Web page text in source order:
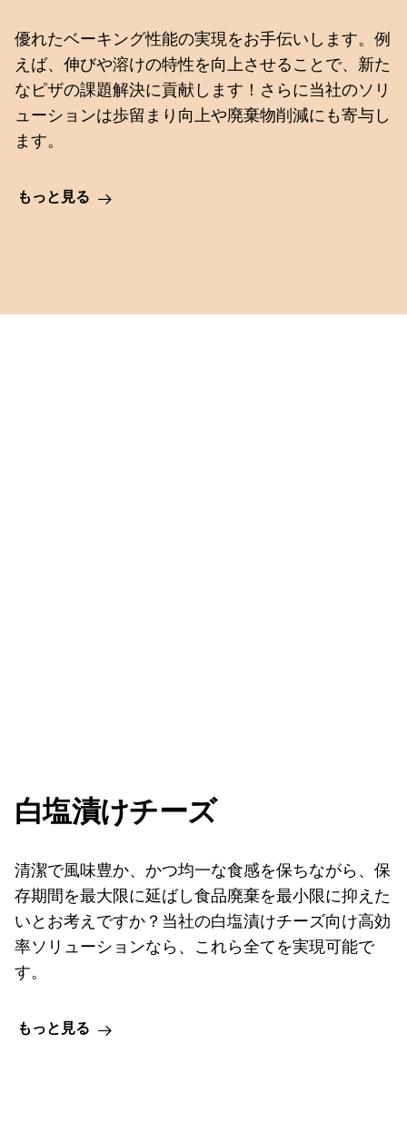
優れたベーキング性能の実現をお手伝いします。例
えば、伸びや溶けの特性を向上させることで、新た
なピザの課題解決に貢献します！さらに当社のソリ
ューションは歩留まり向上や廃棄物削減にも寄与し
ます。
もっと見る
白塩漬けチーズ
清潔で風味豊か、かつ均一な食感を保ちながら、保
存期間を最大限に延ばし食品廃棄を最小限に抑えた
いとお考えですか？当社の白塩漬けチーズ向け高効
率ソリューションなら、これら全てを実現可能で
す。
もっと見る